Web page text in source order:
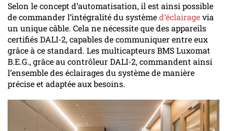
Selon le concept d’automatisation, il est ainsi possible
de commander l’intégralité du systèmed’éclairagevia
un unique câble. Cela ne nécessite que des appareils
certifiés DALI-2, capables de communiquer entre eux
grâce à ce standard. Les multicapteurs BMS Luxomat
B.E.G., grâce au contrôleur DALI-2, commandent ainsi
l’ensemble des éclairages du système de manière
précise et adaptée aux besoins.